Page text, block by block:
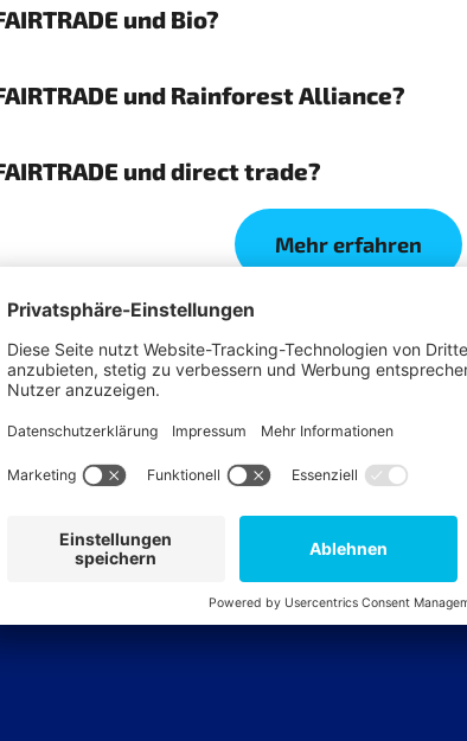
und Bio?
und Rainforest Alliance?
und direct trade?
Mehr erfahren